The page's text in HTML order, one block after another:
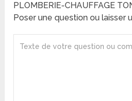
PLOMBERIE-CHAUFFAGE
Poser une question ou laisser